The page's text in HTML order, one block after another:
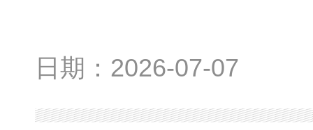
日期： 2026-07-07